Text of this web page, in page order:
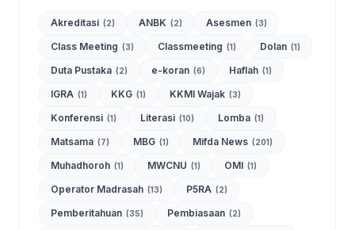
Akreditasi (2) ANBK (2) Asesmen (3)
Class Meeting (3) Classmeeting (1) Dolan (1)
Duta Pustaka (2) e-koran (6) Haflah (1)
IGRA (1) KKG (1) KKMI Wajak (3)
Konferensi (1) Literasi (10) Lomba (1)
Matsama (7) MBG (1) Mifda News (201)
Muhadhoroh (1) MWCNU (1) OMI (1)
Operator Madrasah (13) P5RA (2)
Pemberitahuan (35) Pembiasaan (2)